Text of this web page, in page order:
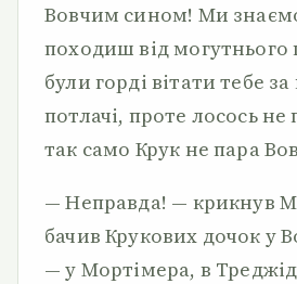
Вовчим сином! Ми
походиш від могутнього
були горді вітати тебе
потлачі, проте лосось
так само Крук не пара
— Неправда! — крикнув
бачив Крукових дочок у
— у Мортімера, в